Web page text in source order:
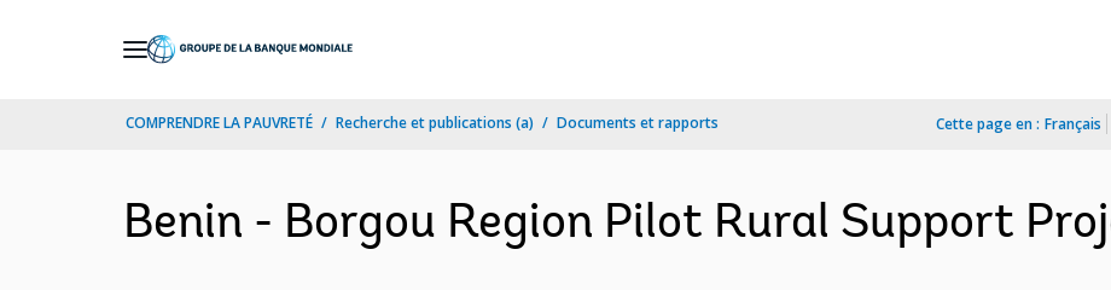
COMPRENDRE LA PAUVRETÉ Recherche et publications (a) Documents et rapports Cette page en : Français
Benin - Borgou Region Pilot Rural Support